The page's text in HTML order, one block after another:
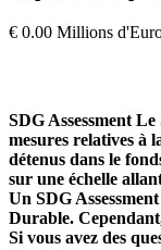
€ 0.00 Millions
SDG Assessment Le
mesures relatives à
détenus dans le
sur une échelle
Un SDG
Durable.
Si vous avez des